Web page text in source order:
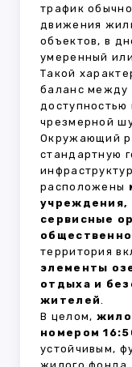
трафик
движения
объектов, в
умеренный
Такой
баланс между
доступностью
чрезмерной
Окружающий
стандартную
расположены
учреждения,
сервисные
территория
элементы
отдыха и
жителей.
В целом,
номером
устойчивым,